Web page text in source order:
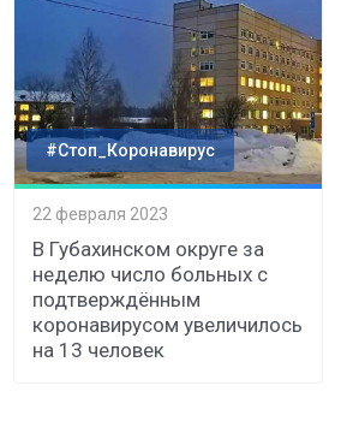
#Стоп_Коронавирус
22 февраля 2023
В Губахинском округе за
неделю число больных с
подтверждённым
коронавирусом увеличилось
на 13 человек